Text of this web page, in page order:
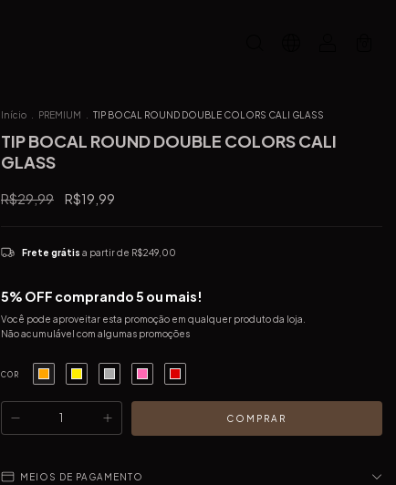
Início PREMIUM TIP BOCAL ROUND DOUBLE COLORS CALI GLASS
TIP BOCAL ROUND DOUBLE COLORS CALI
GLASS
R$29,99 R$19,99
Frete grátis a partir de R$249,00
5% OFF comprando 5 ou mais!
Você pode aproveitar esta promoção em qualquer produto da loja.
Não acumulável com algumas promoções
COR
MEIOS DE PAGAMENTO